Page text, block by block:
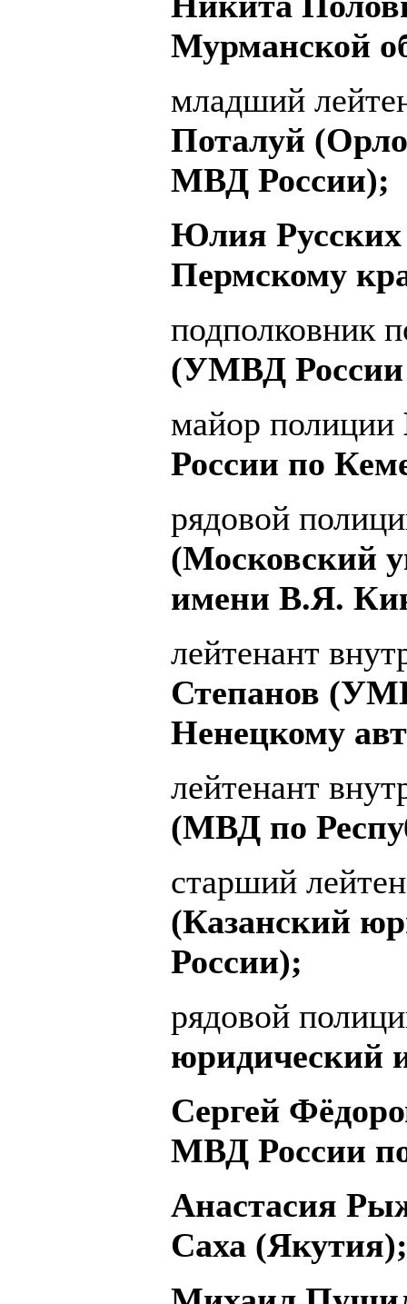
Мурманской
младший
Поталуй
МВД России);
Юлия
Пермскому
подполковник
(УМВД России
майор полиции
России по
рядовой
(Московский
имени В.Я.
лейтенант
Степанов
Ненецкому
лейтенант
(МВД по
старший
(Казанский
России);
рядовой
юридический
Сергей
МВД России
Анастасия
Саха (Якутия);